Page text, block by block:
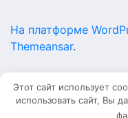
На платформе
Themeansar.
Этот сайт использует
использовать сайт, Вы